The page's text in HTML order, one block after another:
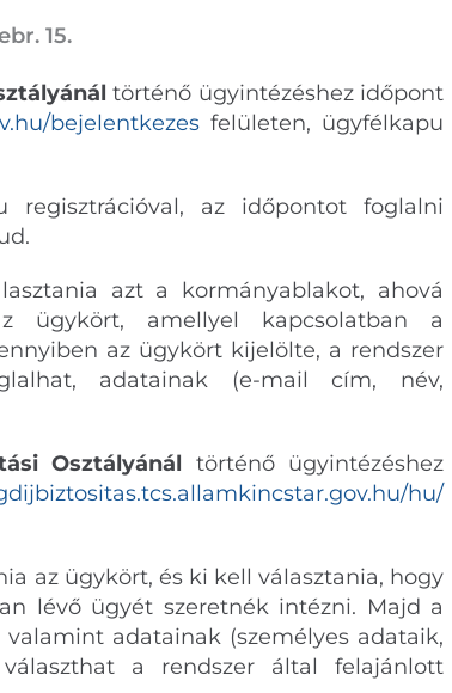
15.
történő ügyintézéshez időpont
bejelentkezes felületen, ügyfélkapu
az időpontot foglalni
azt a kormányablakot, ahová
ügykört, amellyel kapcsolatban a
az ügykört kijelölte, a rendszer
adatainak (e-mail cím, név,
Osztályánál történő ügyintézéshez
hu/
az ügykört, és ki kell választania, hogy
lévő ügyét szeretnék intézni. Majd a
adatainak (személyes adataik,
a rendszer által felajánlott